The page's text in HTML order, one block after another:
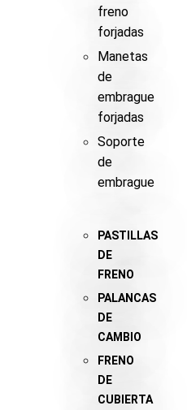
freno
forjadas
Manetas
de
embrague
forjadas
Soporte
de
embrague
PASTILLAS
DE
FRENO
PALANCAS
DE
CAMBIO
FRENO
DE
CUBIERTA